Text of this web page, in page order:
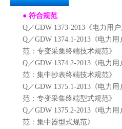
● 符合规范
Q／GDW 1373-2013《电力用
Q／GDW 1374.1-2013《电力
范：专变采集终端技术规范》
Q／GDW 1374.2-2013《电力
范：集中抄表终端技术规范》
Q／GDW 1375.1-2013《电力
范：专变采集终端型式规范》
Q／GDW 1375.2-2013《电力
范：集中器型式规范》